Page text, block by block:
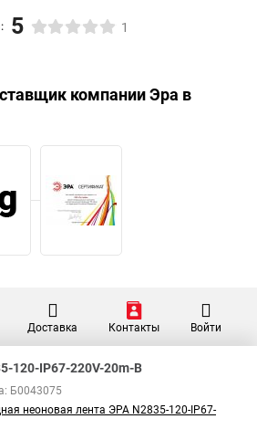
5 1
компанииЭра в
Доставка Контакты Войти
120-IP67-220V-20m-B
Б0043075
неоновая лента ЭРА N2835-120-IP67-